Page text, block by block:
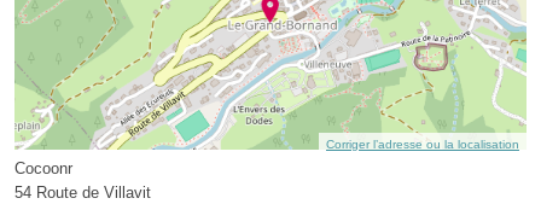
Corriger l’adresse ou la localisation
Cocoonr
54 Route de Villavit